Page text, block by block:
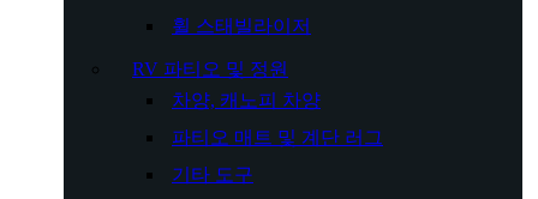
휠 스태빌라이저
RV 파티오 및 정원
차양, 캐노피 차양
파티오 매트 및 계단 러그
기타 도구